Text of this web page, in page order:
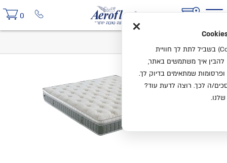
0 ×
אנחנו משתמשים בעוגיות (Cookies) בשביל לתת לך חוויית
להבין איך משתמשים באתר,
שמתאימים בדיוק לך.
ה לכך. רוצה לדעת עוד?